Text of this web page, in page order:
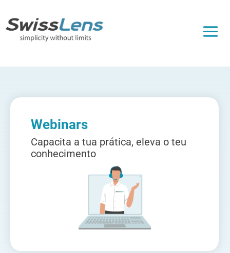
Webinars
Capacita a tua prática, eleva o teu
conhecimento